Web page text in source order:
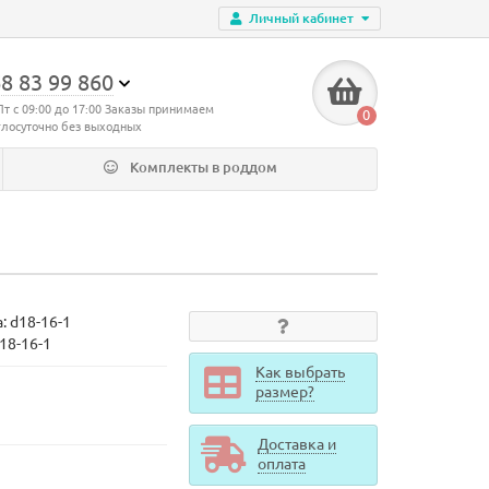
Личный кабинет
83 99 860
с 09:00 до 17:00 Заказы принимаем
без выходных
0
Комплекты в роддом
d18-16-1
16-1
Как выбрать
размер?
Доставка и
оплата